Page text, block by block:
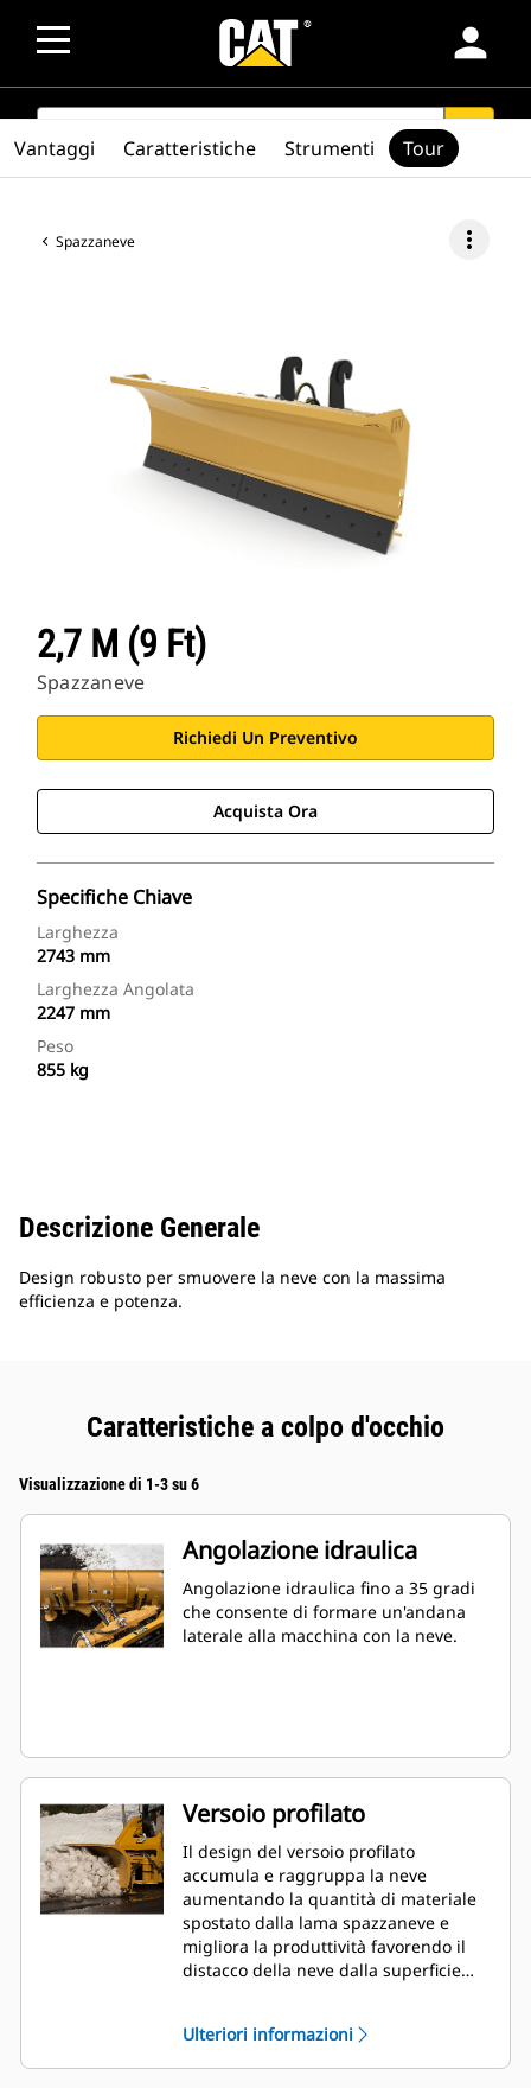
person
SEARCH search
Spazzaneve more_vert
2,7 M (9 Ft)
Spazzaneve
Richiedi Un Preventivo
Acquista Ora
Specifiche Chiave
Larghezza
2743 mm
Larghezza Angolata
2247 mm
Peso
855 kg
Vantaggi Caratteristiche Strumenti Tour
Descrizione Generale
Design robusto per smuovere la neve con la massima
efficienza e potenza.
Caratteristiche a colpo d'occhio
Visualizzazione di 1-3 su 6
Angolazione idraulica
Angolazione idraulica fino a 35 gradi
che consente di formare un'andana
laterale alla macchina con la neve.
Versoio profilato
Il design del versoio profilato
accumula e raggruppa la neve
aumentando la quantità di materiale
spostato dalla lama spazzaneve e
migliora la produttività favorendo il
distacco della neve dalla superficie
Ulteriori informazioni